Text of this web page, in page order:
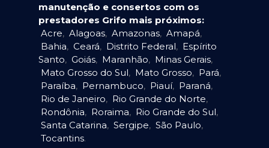
manutenção e consertos com os
prestadores Grifo mais próximos:
Acre, Alagoas, Amazonas, Amapá,
Bahia, Ceará, Distrito Federal, Espírito
Santo, Goiás, Maranhão, Minas Gerais,
Mato Grosso do Sul, Mato Grosso, Pará,
Paraíba, Pernambuco, Piauí, Paraná,
Rio de Janeiro, Rio Grande do Norte,
Rondônia, Roraima, Rio Grande do Sul,
Santa Catarina, Sergipe, São Paulo,
Tocantins.